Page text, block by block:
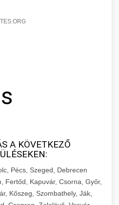
A KÖVETKEZŐ
Pécs, Szeged, Debrecen
Fertőd, Kapuvár, Csorna, Győr,
Kőszeg, Szombathely, Ják,